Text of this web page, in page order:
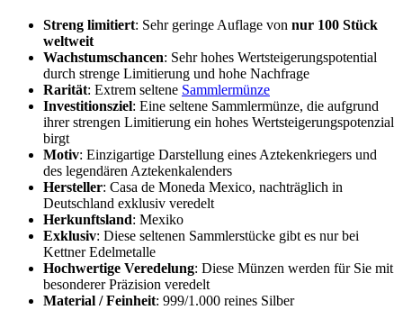
Streng limitiert: Sehr geringe Auflage von nur 100 Stück
weltweit
Wachstumschancen: Sehr hohes Wertsteigerungspotential
durch strenge Limitierung und hohe Nachfrage
Rarität: Extrem seltene Sammlermünze
Investitionsziel: Eine seltene Sammlermünze, die aufgrund
ihrer strengen Limitierung ein hohes Wertsteigerungspotenzial
birgt
Motiv: Einzigartige Darstellung eines Aztekenkriegers und
des legendären Aztekenkalenders
Hersteller: Casa de Moneda Mexico, nachträglich in
Deutschland exklusiv veredelt
Herkunftsland: Mexiko
Exklusiv: Diese seltenen Sammlerstücke gibt es nur bei
Kettner Edelmetalle
Hochwertige Veredelung: Diese Münzen werden für Sie mit
besonderer Präzision veredelt
Material / Feinheit: 999/1.000 reines Silber